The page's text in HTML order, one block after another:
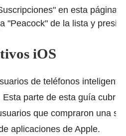
en esta página.
"Peacock" de la lista y
iOS
de teléfonos
Esta parte de esta guía
que compraron una
aplicaciones de Apple.